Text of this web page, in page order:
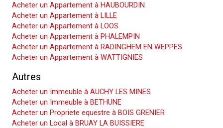
Acheter un Appartement à HAUBOURDIN
Acheter un Appartement à LILLE
Acheter un Appartement à LOOS
Acheter un Appartement à PHALEMPIN
Acheter un Appartement à RADINGHEM EN WEPPES
Acheter un Appartement à WATTIGNIES
Autres
Acheter un Immeuble à AUCHY LES MINES
Acheter un Immeuble à BETHUNE
Acheter un Propriete equestre à BOIS GRENIER
Acheter un Local à BRUAY LA BUISSIERE